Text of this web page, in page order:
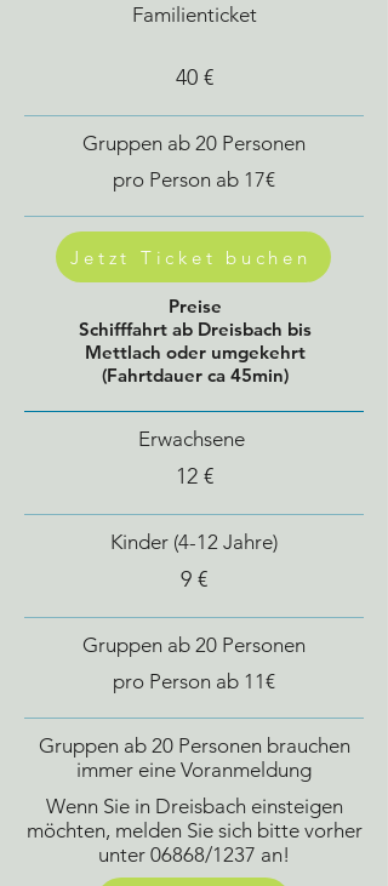
Familienticket
40 €
Gruppen ab 20 Personen
pro Person ab 17€
Jetzt Ticket buchen
Preise
Schifffahrt ab Dreisbach bis
Mettlach oder umgekehrt
(Fahrtdauer ca 45min)
Erwachsene
12 €
Kinder (4-12 Jahre)
9 €
Gruppen ab 20 Personen
pro Person ab 11€
Gruppen ab 20 Personen brauchen
immer eine Voranmeldung
Wenn Sie in Dreisbach einsteigen
möchten, melden Sie sich bitte vorher
unter 06868/1237 an!